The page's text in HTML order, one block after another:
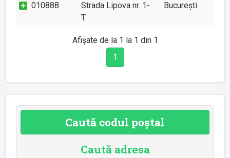
010888
Strada Lipova nr. 1-
T
București
Afișate de la 1 la 1 din 1
1
Caută codul poștal
Caută adresa